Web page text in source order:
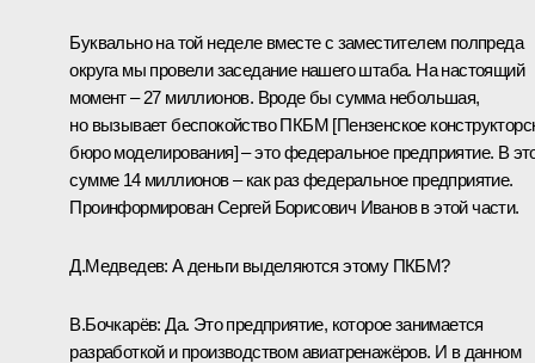
Буквально на той неделе вместе с заместителем полпреда
округа мы провели заседание нашего штаба. На настоящий
момент – 27 миллионов. Вроде бы сумма небольшая,
но вызывает беспокойство ПКБМ [Пензенское
бюро моделирования] – это федеральное предприятие. В
сумме 14 миллионов – как раз федеральное предприятие.
Проинформирован Сергей Борисович Иванов в этой части.
Д.Медведев: А деньги выделяются этому ПКБМ?
В.Бочкарёв: Да. Это предприятие, которое занимается
разработкой и производством авиатренажёров. И в данном